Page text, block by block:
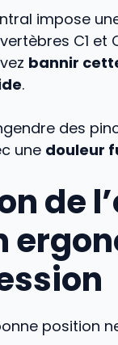
impose
C1 et
bannir
.
des
une douleur
de
position